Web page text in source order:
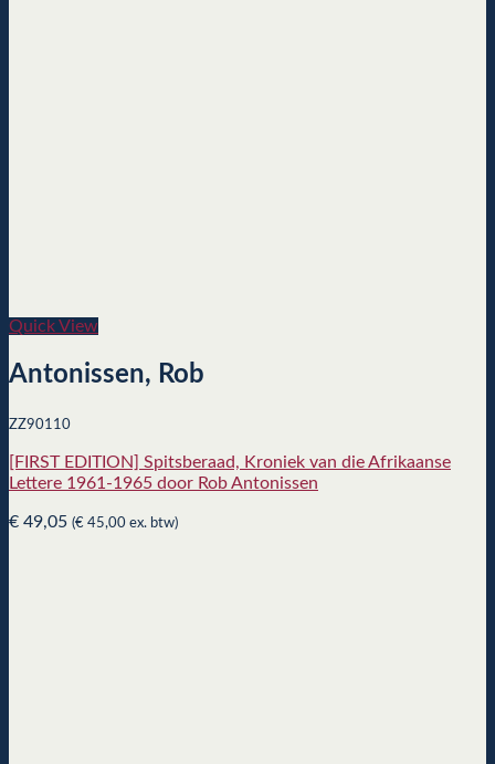
Quick View
Antonissen, Rob
ZZ90110
[FIRST EDITION] Spitsberaad, Kroniek van die Afrikaanse
Lettere 1961-1965 door Rob Antonissen
€ 49,05 (€ 45,00 ex. btw)